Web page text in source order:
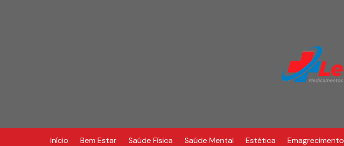
Início Bem Estar Saúde Física Saúde Mental Estética Emagrecimento